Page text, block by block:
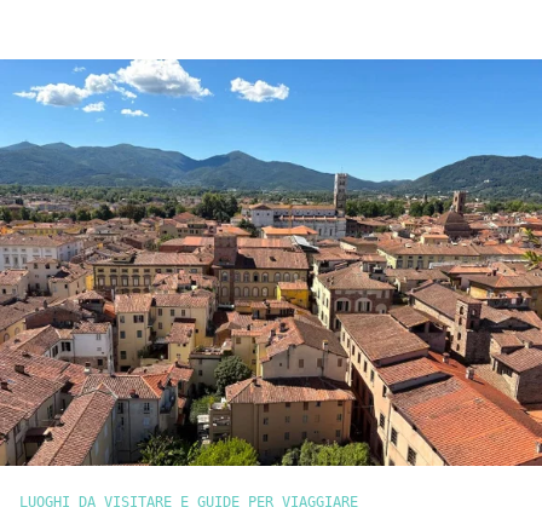
dicembre, questa affascinante città toscana si trasforma in un
vero e proprio villaggio alpino, con casette [']
LUOGHI DA VISITARE E GUIDE PER VIAGGIARE